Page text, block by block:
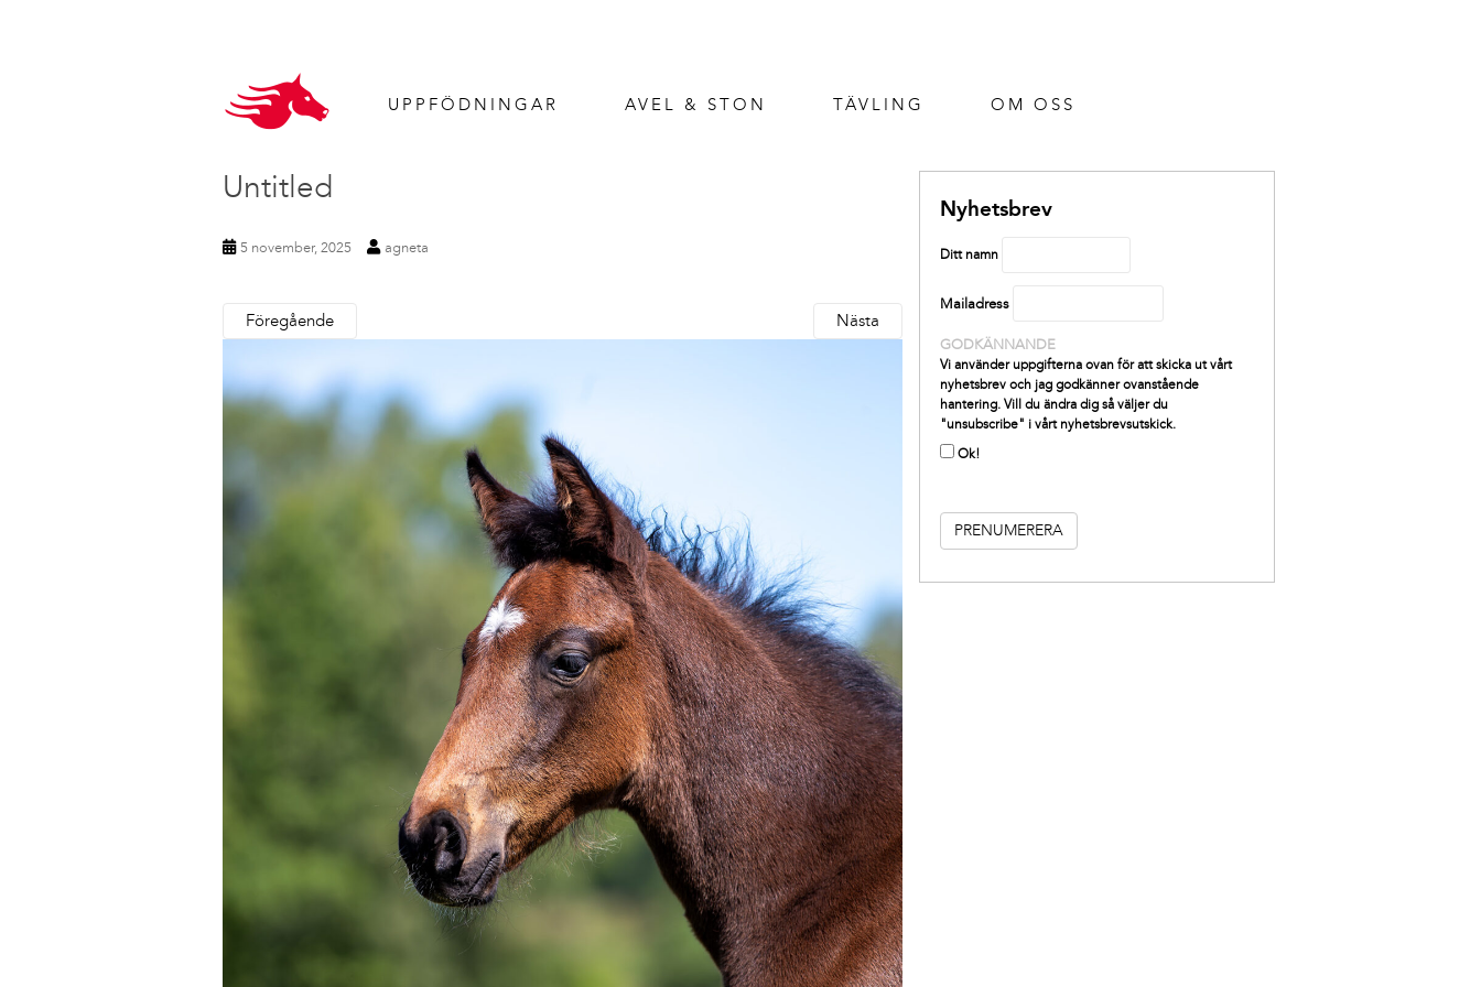
UPPFÖDNINGAR AVEL & STON TÄVLING OM OSS
Untitled
5 november, 2025 agneta
Föregående Nästa
Nyhetsbrev
Ditt namn
Mailadress
GODKÄNNANDE
Vi använder uppgifterna ovan för att skicka ut vårt
nyhetsbrev och jag godkänner ovanstående
hantering. Vill du ändra dig så väljer du
"unsubscribe" i vårt nyhetsbrevsutskick.
Ok!